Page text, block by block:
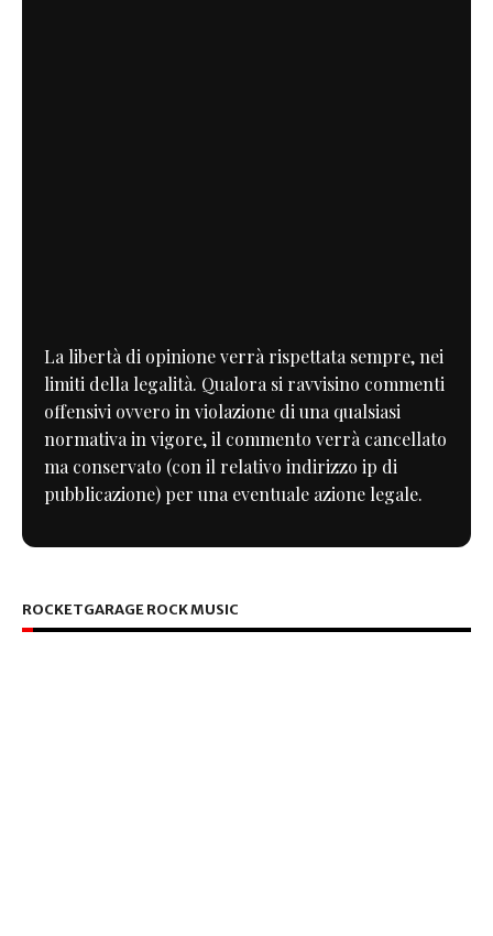
La libertà di opinione verrà rispettata sempre, nei
limiti della legalità. Qualora si ravvisino commenti
offensivi ovvero in violazione di una qualsiasi
normativa in vigore, il commento verrà cancellato
ma conservato (con il relativo indirizzo ip di
pubblicazione) per una eventuale azione legale.
ROCKETGARAGE ROCK MUSIC